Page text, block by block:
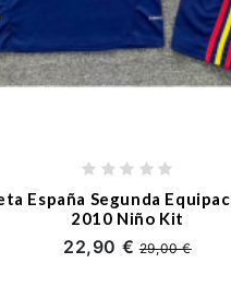
España Segunda
2010 Niño Kit
22,90 €29,00 €